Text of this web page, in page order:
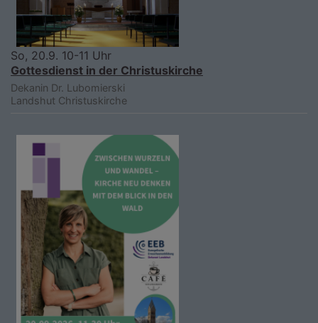
So, 20.9. 10-11 Uhr
Gottesdienst in der Christuskirche
Dekanin Dr. Lubomierski
Landshut Christuskirche